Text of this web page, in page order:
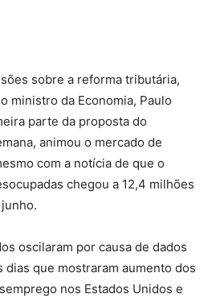
sobre a reforma tributária,
ministro da Economia, Paulo
parte da proposta do
animou o mercado de
com a notícia de que o
chegou a 12,4 milhões
oscilaram por causa de dados
que mostraram aumento dos
nos Estados Unidos e